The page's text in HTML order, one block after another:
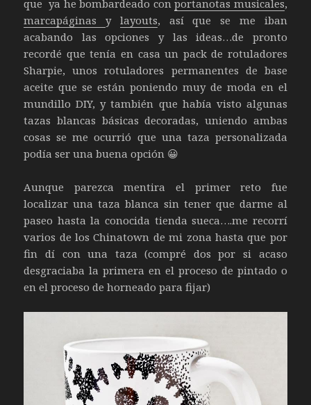
que ya he bombardeado conportanotas musicales,
marcapáginasy layouts, así que se me iban
acabando las opciones y las ideas…de pronto
recordé que tenía en casa un pack de rotuladores
Sharpie, unos rotuladores permanentes de base
aceite que se están poniendo muy de moda en el
mundillo DIY, y también que había visto algunas
tazas blancas básicas decoradas, uniendo ambas
cosas se me ocurrió que una taza personalizada
podía ser una buena opción 😀
Aunque parezca mentira el primer reto fue
localizar una taza blanca sin tener que darme al
paseo hasta la conocida tienda sueca….me recorrí
varios de los Chinatown de mi zona hasta que por
fin dí con una taza (compré dos por si acaso
desgraciaba la primera en el proceso de pintado o
en el proceso de horneado para fijar)